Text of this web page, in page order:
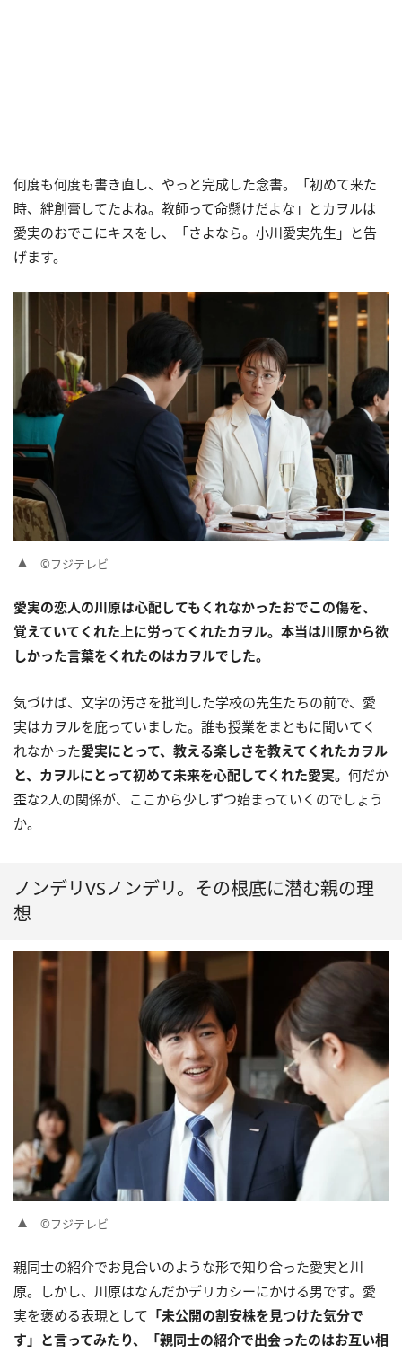
何度も何度も書き直し、やっと完成した念書。「初めて来た
時、絆創膏してたよね。教師って命懸けだよな」とカヲルは
愛実のおでこにキスをし、「さよなら。小川愛実先生」と告
げます。
©フジテレビ
愛実の恋人の川原は心配してもくれなかったおでこの傷を、
覚えていてくれた上に労ってくれたカヲル。本当は川原から欲
しかった言葉をくれたのはカヲルでした。
気づけば、文字の汚さを批判した学校の先生たちの前で、愛
実はカヲルを庇っていました。誰も授業をまともに聞いてく
れなかった愛実にとって、教える楽しさを教えてくれたカヲル
と、カヲルにとって初めて未来を心配してくれた愛実。 何だか
歪な2人の関係が、ここから少しずつ始まっていくのでしょう
か。
ノンデリVSノンデリ。その根底に潜む親の理
想
©フジテレビ
親同士の紹介でお見合いのような形で知り合った愛実と川
原。しかし、川原はなんだかデリカシーにかける男です。愛
実を褒める表現として 「未公開の割安株を見つけた気分で
す」と言ってみたり、「親同士の紹介で出会ったのはお互い相